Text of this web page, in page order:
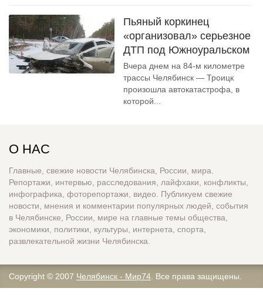
Пьяный коркинец
«организовал» серьезное
ДТП под Южноуральском
Вчера днем на 84-м километре
трассы Челябинск — Троицк
произошла автокатастрофа, в
которой...
О НАС
Главные, свежие новости Челябинска, России, мира.
Репортажи, интервью, расследования, лайфхаки, конфликты,
инфографика, фоторепортажи, видео. Публикуем свежие
новости, мнения и комментарии популярных людей, события
в Челябинске, России, мире на главные темы общества,
экономики, политики, культуры, интернета, спорта,
развлекательной жизни Челябинска.
Copyright © 2007 Челябинск - Мир74 . Все права защищены.